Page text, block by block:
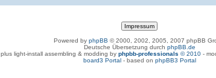
Powered by phpBB © 2000, 2002, 2005, 2007 phpBB
Deutsche Übersetzung durch phpBB.de
plus light-install assembling & modding by phpbb-professionals © 2010 -
board3 Portal- based on phpBB3 Portal